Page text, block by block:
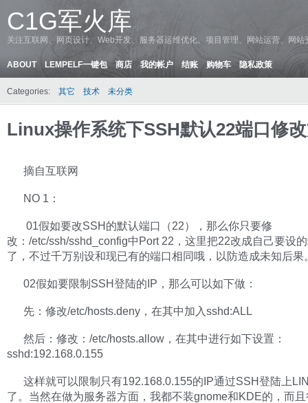
C1G军火库
关注互联网、网页设计、Web开发、服务器运维优化、项目管理、网站运营、网
ABOUT LEMPELF一键包 商店 我的帐户 结账 购物车 隐私政策
Categories: 其它 技术 未分类
Linux操作系统下SSH默认22端口修
摘自互联网
NO 1：
01假如要改SSH的默认端口（22），那么你只要修
改：/etc/ssh/sshd_config中Port 22，这里把22改成自己要设
了，不过千万别设和现已有的端口相同哦，以防造成未知后果
02假如要限制SSH登陆的IP，那么可以如下做：
先：修改/etc/hosts.deny，在其中加入sshd:ALL
然后：修改：/etc/hosts.allow，在其中进行如下设置：
sshd:192.168.0.155
这样就可以限制只有192.168.0.155的IP通过SSH登陆上
了。当然在做为服务器方面，我都不装gnome和KDE的，而